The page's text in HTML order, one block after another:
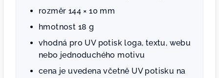
rozměr 144 × 10 mm
hmotnost 18 g
vhodná pro UV potisk loga, textu, webu
nebo jednoduchého motivu
cena je uvedena včetně UV potisku na